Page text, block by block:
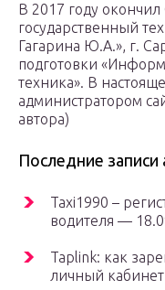
В 2017 году
государственный
Гагарина Ю.А.», г.
подготовки
техника». В
администратором
автора)
Последние
Taxi1990 –
водителя —
Taplink: как
личный